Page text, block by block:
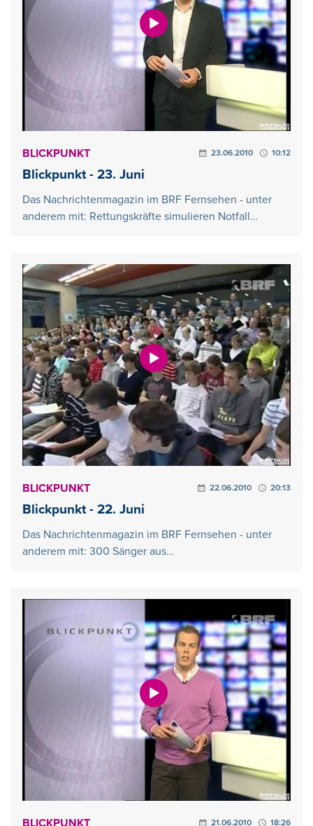
BLICKPUNKT 23.06.2010 10:12
Blickpunkt - 23. Juni
Das Nachrichtenmagazin im BRF Fernsehen - unter
anderem mit: Rettungskräfte simulieren Notfall…
BLICKPUNKT 22.06.2010 20:13
Blickpunkt - 22. Juni
Das Nachrichtenmagazin im BRF Fernsehen - unter
anderem mit: 300 Sänger aus…
BLICKPUNKT 21.06.2010 18:26